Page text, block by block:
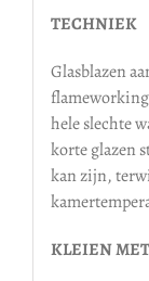
TECHNIEK
Glasblazen
hele slechte
korte glazen
kan zijn,
KLEIEN